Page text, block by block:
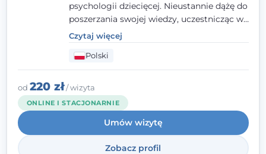
psychologii dziecięcej. Nieustannie dążę do
poszerzania swojej wiedzy, uczestnicząc w
różnorodnych szkoleniach. Pracując z
dziećmi, młodzieżą i młodymi dorosłymi
niezwykle ważne jest dla mnie poczucie
bezpieczeństwa, zrozumienia oraz wolności
w wyrażaniu swojego zdania. Kieruję się
etyką zawodową, wierząc, że każdy
człowiek powinien otrzymać wsparcie i
pomoc, by poradzić sobie ze swoimi
problemami.
Czytaj więcej
Polski
od 220 zł/ wizyta
ONLINE I STACJONARNIE
Umów wizytę
Zobacz profil